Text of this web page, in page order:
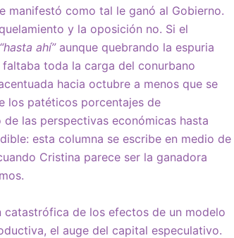
manifestó como tal le ganó al Gobierno.
y la oposición no. Si el
“hasta ahí”aunque quebrando la espuria
toda la carga del conurbano
hacia octubre a menos que se
los patéticos porcentajes de
las perspectivas económicas hasta
esta columna se escribe en medio de
Cristina parece ser la ganadora
de los efectos de un modelo
el auge del capital especulativo.